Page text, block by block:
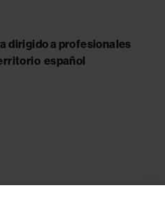
dirigido a profesionales
español